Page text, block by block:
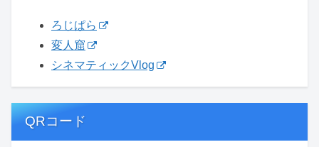
ろじぱら
変人窟
シネマティックVlog
QRコード